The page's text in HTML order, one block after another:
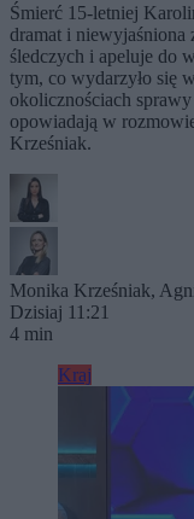
Śmierć 15-letniej
dramat i niewyjaśniona
śledczych i apeluje do
tym, co wydarzyło się
okolicznościach
opowiadają w
Krześniak.
Monika Krześniak,
Dzisiaj 11:21
4 min
Kraj